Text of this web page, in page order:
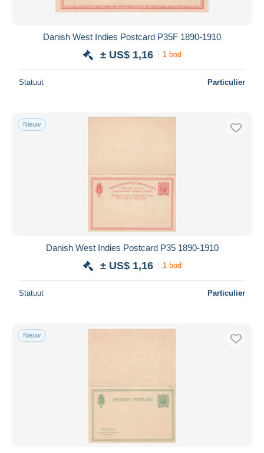
Danish West Indies Postcard P35F 1890-1910
± US$ 1,16 1 bod
Statuut Particulier
Nieuw
Danish West Indies Postcard P35 1890-1910
± US$ 1,16 1 bod
Statuut Particulier
Nieuw